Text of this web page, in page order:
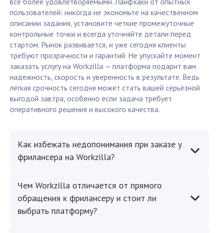
пользователей: никогда не экономьте на качественном
описании задания, установите четкие промежуточные
контрольные точки и всегда уточняйте детали перед
стартом. Рынок развивается, и уже сегодня клиенты
требуют прозрачности и гарантий. Не упускайте момент
заказать услугу на Workzilla — платформа подарит вам
надежность, скорость и уверенность в результате. Ведь
лёгкая срочность сегодня может стать вашей серьёзной
выгодой завтра, особенно если задача требует
оперативного решения и высокого качества.
Как избежать недопонимания при заказе у
фрилансера на Workzilla?
Чем Workzilla отличается от прямого
обращения к фрилансеру и стоит ли
выбрать платформу?